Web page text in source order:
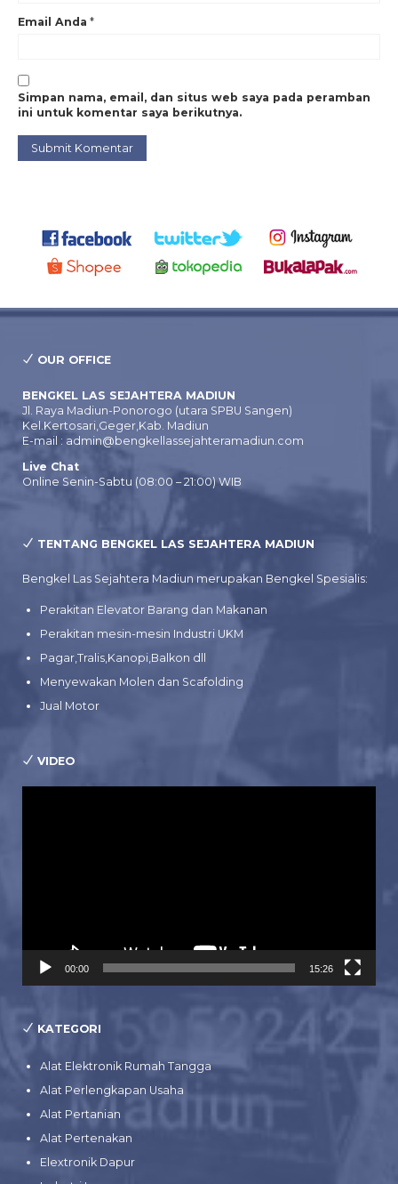
Email Anda *
Simpan nama, email, dan situs web saya pada peramban
ini untuk komentar saya berikutnya.
OUR OFFICE
BENGKEL LAS SEJAHTERA MADIUN
Jl. Raya Madiun-Ponorogo (utara SPBU Sangen)
Kel.Kertosari,Geger,Kab. Madiun
E-mail : admin@bengkellassejahteramadiun.com
Live Chat
Online Senin-Sabtu (08:00 – 21:00) WIB
TENTANG BENGKEL LAS SEJAHTERA MADIUN
Bengkel Las Sejahtera Madiun merupakan Bengkel Spesialis:
Perakitan Elevator Barang dan Makanan
Perakitan mesin-mesin Industri UKM
Pagar,Tralis,Kanopi,Balkon dll
Menyewakan Molen dan Scafolding
Jual Motor
VIDEO
00:00 15:26
KATEGORI
Alat Elektronik Rumah Tangga
Alat Perlengkapan Usaha
Alat Pertanian
Alat Pertenakan
Elextronik Dapur